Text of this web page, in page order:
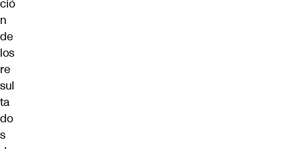
ció
n
de
los
re
sul
ta
do
s